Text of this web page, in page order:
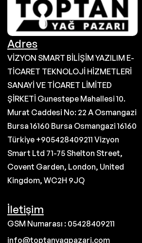
Adres
VİZYON SMART BİLİŞİM YAZILIM E-
TİCARET TEKNOLOJİ HİZMETLERİ
SANAYİ VE TİCARET LİMİTED
ŞİRKETİ Gunestepe Mahallesi 10.
Murat Caddesi No: 22 A Osmangazi
Bursa 16160 Bursa Osmangazi 16160
Türkiye +905428409211 Vizyon
Smart Ltd 71-75 Shelton Street,
Covent Garden, London, United
Kingdom, WC2H 9JQ
İletişim
GSM Numarası : 05428409211
info@toptanyagpazari.com